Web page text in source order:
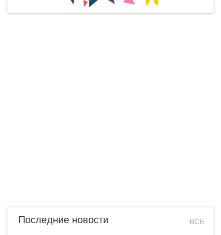
Последние новости ВСЕ